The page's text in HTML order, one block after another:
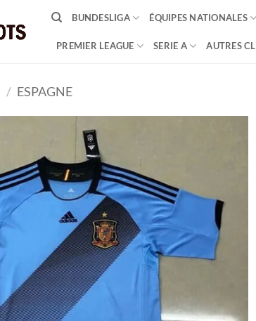
BUNDESLIGA ÉQUIPES NATIONALES
PREMIER LEAGUE SERIE A AUTRES
/ ESPAGNE